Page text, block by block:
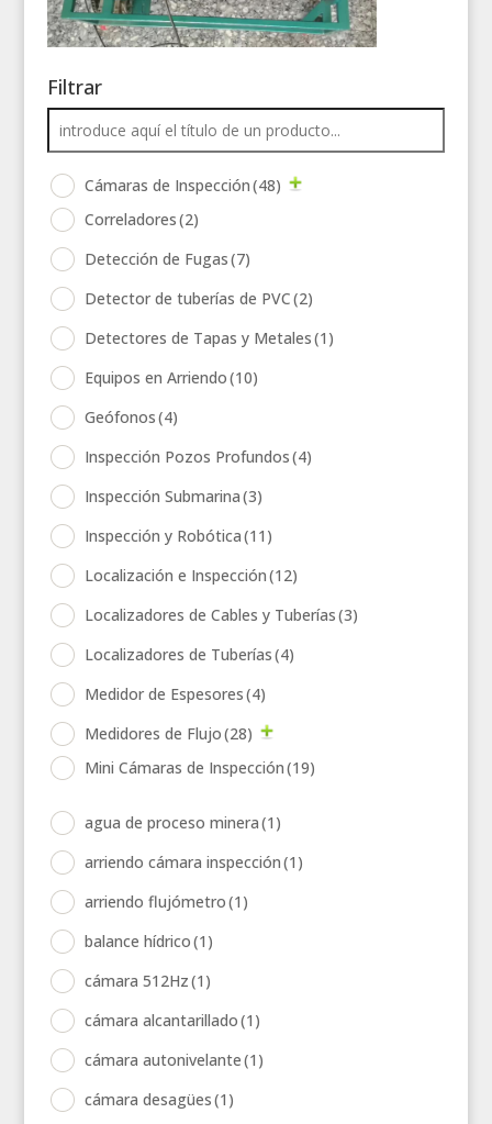
Filtrar
Cámaras de Inspección(48)
Correladores(2)
Detección de Fugas(7)
Detector de tuberías de PVC(2)
Detectores de Tapas y Metales(1)
Equipos en Arriendo(10)
Geófonos(4)
Inspección Pozos Profundos(4)
Inspección Submarina(3)
Inspección y Robótica(11)
Localización e Inspección(12)
Localizadores de Cables y Tuberías(3)
Localizadores de Tuberías(4)
Medidor de Espesores(4)
Medidores de Flujo(28)
Mini Cámaras de Inspección(19)
agua de proceso minera(1)
arriendo cámara inspección(1)
arriendo flujómetro(1)
balance hídrico(1)
cámara 512Hz(1)
cámara alcantarillado(1)
cámara autonivelante(1)
cámara desagües(1)